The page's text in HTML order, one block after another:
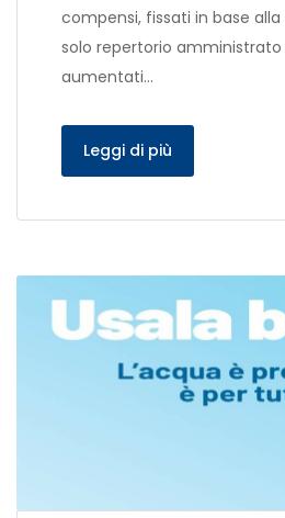
compensi, fissati in base
solo repertorio amministrato
aumentati…
Leggi di più